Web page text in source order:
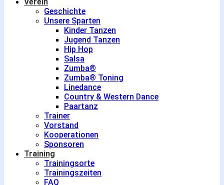
Geschichte
Unsere Sparten
Kinder Tanzen
Jugend Tanzen
Hip Hop
Salsa
Zumba®
Zumba® Toning
Linedance
Country & Western Dance
Paartanz
Trainer
Vorstand
Kooperationen
Sponsoren
Training
Trainingsorte
Trainingszeiten
FAQ